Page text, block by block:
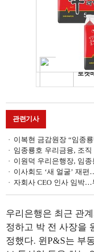
관련기사
이복현 금감원장 “임종
임종룡호 우리금융, 조
이원덕 우리은행장, 임
이사회도 ‘새 얼굴’ 재편…사
자회사 CEO 인사 임박…부회
우리은행은 최근 관
정하고 박 전 사장을
정했다. 윈P&S는 부